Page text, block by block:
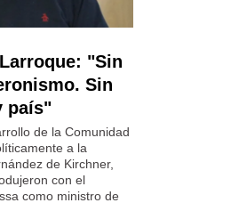
"Sin
Sin
país"
de la Comunidad
a la
de Kirchner,
con el
como ministro de